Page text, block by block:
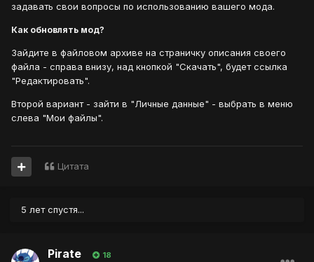
задавать свои вопросы по использованию вашего мода.
Как обновлять мод?
Зайдите в файловом архиве на страничку описания своего
файла - справа внизу, над кнопкой "Скачать", будет ссылка
"Редактировать".
Второй вариант - зайти в "Личные данные" - выбрать в меню
слева "Мои файлы".
Цитата
5 лет спустя...
Pirate 18